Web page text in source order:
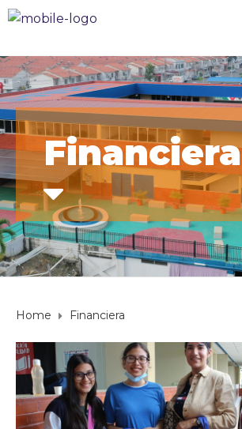
Financiera
Home Financiera